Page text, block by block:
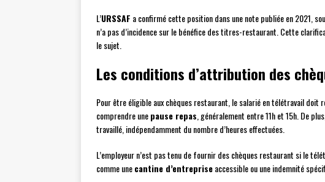
L’URSSAF a confirmé cette position dans une note publiée en 2021,
n’a pas d’incidence sur le bénéfice des titres-restaurant. Cette
le sujet.
Les conditions d’attribution des
Pour être éligible aux chèques restaurant, le salarié en télétravail
comprendre unepause repas , généralement entre 11h et 15h. De
travaillé, indépendamment du nombre d’heures effectuées.
L’employeur n’est pas tenu de fournir des chèques restaurant si le
comme unecantine d’entrepriseaccessible ou une indemnité